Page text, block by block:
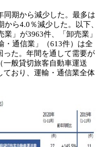
同期から減少した。最多は
から4.0％減少した。以下、
業」が3963件、「卸売業」
・通信業」（613件）は全
った。年間を通して需要が
一般貸切旅客自動車運送
ており、運輸・通信業全体